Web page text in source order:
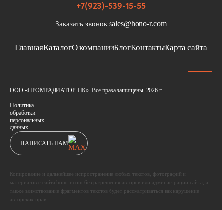
ГлавнаяКаталогО компанииБлогКонтактыКарта сайта
+7(923)-539-15-55
Заказать звонок sales@hono-r.com
ООО «ПРОМРАДИАТОР-НК». Все права защищены. 2026 г.
Политика
обработки
персональных
данных
НАПИСАТЬ НАМ
Копирование и дальнейшее испространение любых текстов, фотографий и
материалов с сайта hono-r.com без разрешения авторов или администрации сайта, а
также заимствование фрагментов текстов будет рассматриваться как нарушение
авторских прав.